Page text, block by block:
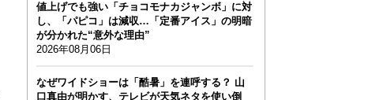
値上げでも強い「チョコモナカジャンボ」に対
し、「パピコ」は減収…「定番アイス」の明暗
が分かれた“意外な理由”
2026年08月06日
なぜワイドショーは「酷暑」を連呼する？ 山
口真由が明かす、テレビが天気ネタを使い倒